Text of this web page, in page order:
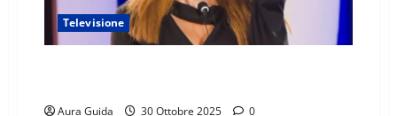
Televisione
Aura Guida 30 Ottobre 2025 0